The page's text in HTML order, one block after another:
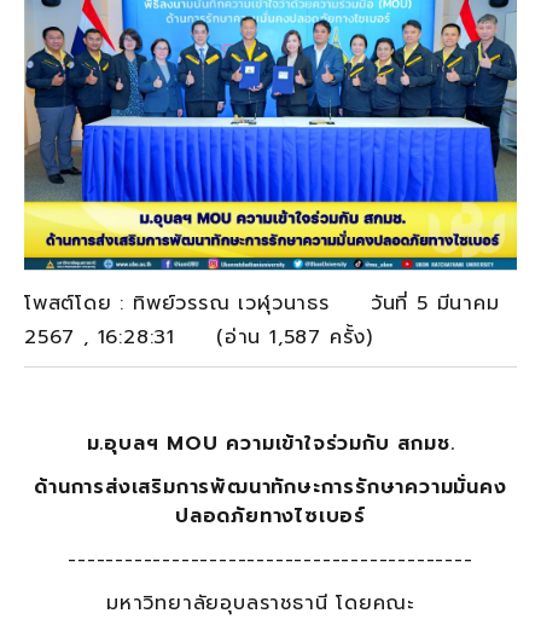
โพสต์โดย : ทิพย์วรรณ เวฬุวนาธร วันที่ 5 มีนาคม
2567 , 16:28:31 (อ่าน 1,587 ครั้ง)
ม.อุบลฯ MOU ความเข้าใจร่วมกับ สกมช.
ด้านการส่งเสริมการพัฒนาทักษะการรักษาความมั่นคง
ปลอดภัยทางไซเบอร์
-------------------------------------------
มหาวิทยาลัยอุบลราชธานี โดยคณะ